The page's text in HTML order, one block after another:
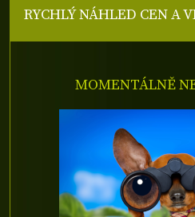
RYCHLÝ NÁHLED CEN A
MOMENTÁLNĚ